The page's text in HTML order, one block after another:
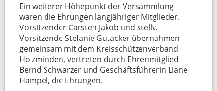
Ein weiterer Höhepunkt der Versammlung
waren die Ehrungen langjähriger Mitglieder.
Vorsitzender Carsten Jakob und stellv.
Vorsitzende Stefanie Gutacker übernahmen
gemeinsam mit dem Kreisschützenverband
Holzminden, vertreten durch Ehrenmitglied
Bernd Schwarzer und Geschäftsführerin Liane
Hampel, die Ehrungen.